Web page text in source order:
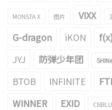
MONSTA X 图片 VIXX
G-dragon iKON
JYJ 防弹少年团
BTOB INFINITE
WINNER
EXID